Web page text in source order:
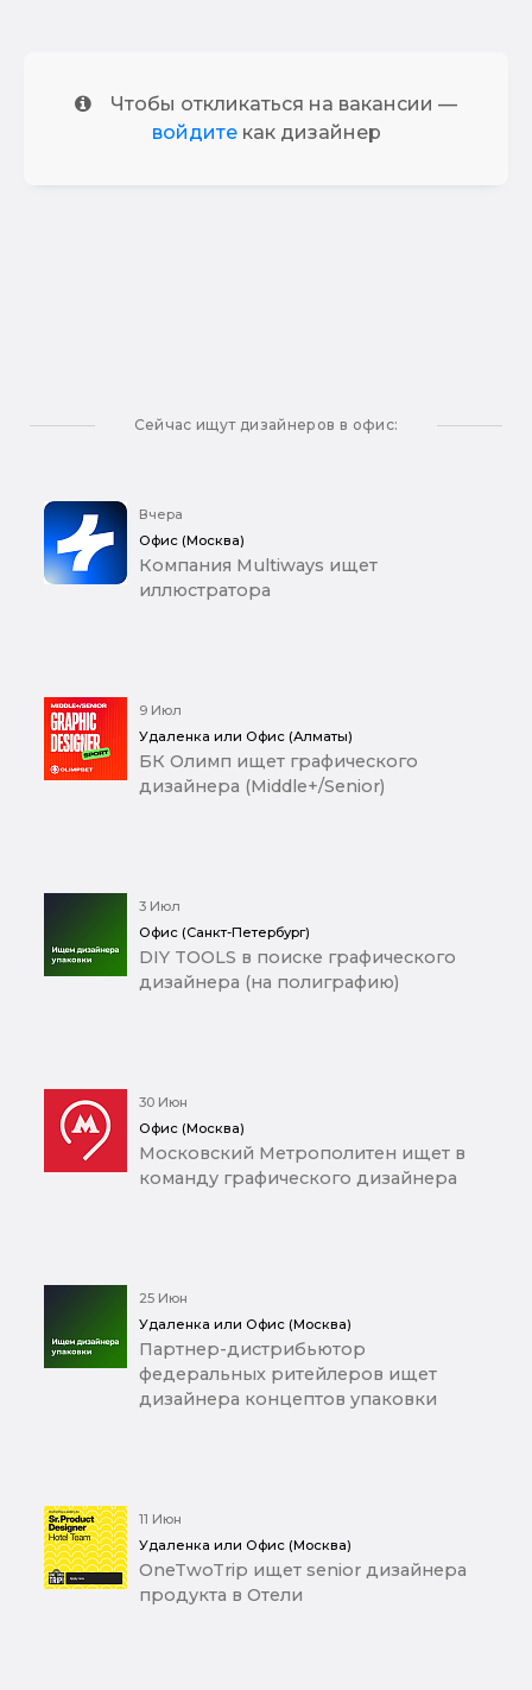
Чтобы откликаться на вакансии —
войдитекак дизайнер
Сейчас ищут дизайнеров в офис:
Вчера
Офис (Москва)
Компания Multiways ищет
иллюстратора
9 Июл
Удаленка или Офис (Алматы)
БК Олимп ищет графического
дизайнера (Middle+/Senior)
3 Июл
Офис (Санкт-Петербург)
DIY TOOLS в поиске графического
дизайнера (на полиграфию)
30 Июн
Офис (Москва)
Московский Метрополитен ищет в
команду графического дизайнера
25 Июн
Удаленка или Офис (Москва)
Партнер-дистрибьютор
федеральных ритейлеров ищет
дизайнера концептов упаковки
11 Июн
Удаленка или Офис (Москва)
OneTwoTrip ищет senior дизайнера
продукта в Отели